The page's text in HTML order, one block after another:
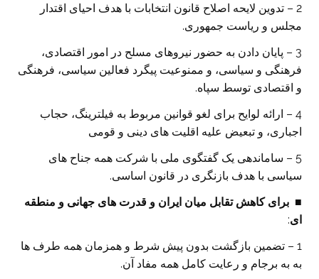
2 – تدوین لایحه اصلاح قانون انتخابات با هدف احیای اقتدار
مجلس و ریاست جمهوری.
3 – پایان دادن به حضور نیروهای مسلح در امور اقتصادی،
فرهنگی و سیاسی، و ممنوعیت پیگرد فعالین سیاسی، فرهنگی
و اقتصادی توسط سپاه.
4 – ارائه لوایح برای لغو قوانین مربوط به فیلترینگ، حجاب
اجباری، و تبعیض علیه اقلیت های دینی و قومی
5 – ساماندهی یک گفتگوی ملی با شرکت همه جناح های
سیاسی با هدف بازنگری در قانون اساسی.
■ برای کاهش تقابل میان ایران و قدرت های جهانی و منطقه
ای:
1 – تضمین بازگشت بدون پیش شرط و همزمان همه طرف ها
به به برجام و رعایت کامل همه مفاد آن.